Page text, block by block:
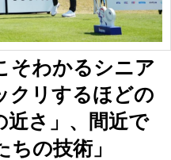
そわかるシニア
クリするほどの
近さ」、間近で
の技術」